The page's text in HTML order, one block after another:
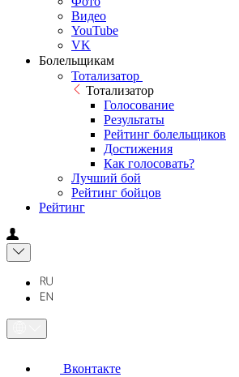
Видео
YouTube
VK
Болельщикам
Тотализатор
Тотализатор
Голосование
Результаты
Рейтинг болельщиков
Достижения
Как голосовать?
Лучший бой
Рейтинг бойцов
Рейтинг
Вконтакте